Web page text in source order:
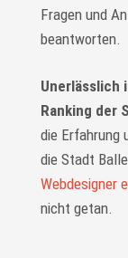
Fragen und
beantworten.
Unerlässlich
Ranking der
die Erfahrung
die Stadt
Webdesigner
nicht getan.